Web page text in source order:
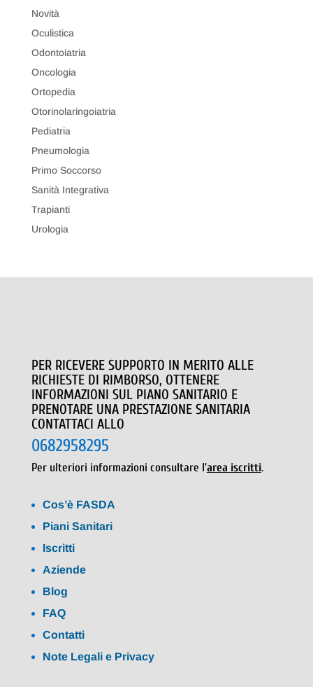
Novità
Oculistica
Odontoiatria
Oncologia
Ortopedia
Otorinolaringoiatria
Pediatria
Pneumologia
Primo Soccorso
Sanità Integrativa
Trapianti
Urologia
PER RICEVERE SUPPORTO IN MERITO ALLE
RICHIESTE DI RIMBORSO, OTTENERE
INFORMAZIONI SUL PIANO SANITARIO E
PRENOTARE UNA PRESTAZIONE SANITARIA
CONTATTACI ALLO
0682958295
Per ulteriori informazioni consultare l’area iscritti.
Cos’è FASDA
Piani Sanitari
Iscritti
Aziende
Blog
FAQ
Contatti
Note Legali e Privacy